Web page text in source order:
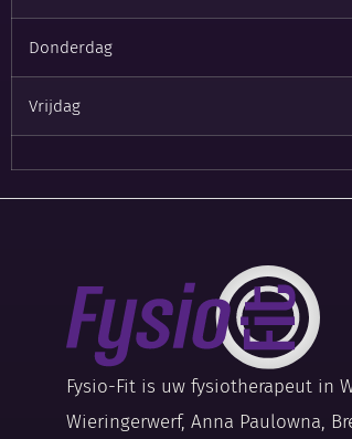
Donderdag
Vrijdag
Fysio-Fit is uw fysiotherapeut in
Wieringerwerf, Anna Paulowna,